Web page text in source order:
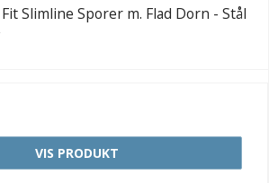
Slimline Sporer m. Flad Dorn - Stål
VIS PRODUKT